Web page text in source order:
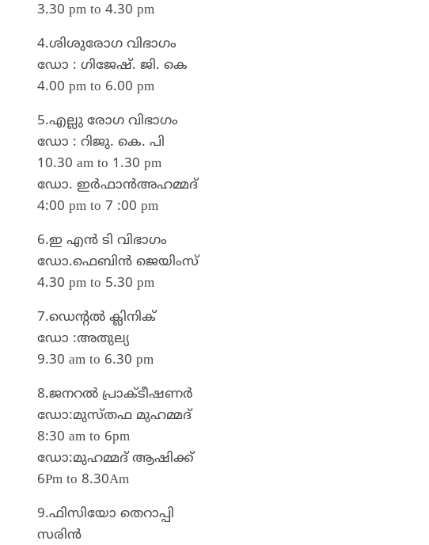
3.30 pm to 4.30 pm
4.ശിശുരോഗ വിഭാഗം
ഡോ : ഗിജേഷ്. ജി. കെ
4.00 pm to 6.00 pm
5.എല്ലു രോഗ വിഭാഗം
ഡോ : റിജു. കെ. പി
10.30 am to 1.30 pm
ഡോ. ഇർഫാൻഅഹമ്മദ്
4:00 pm to 7 :00 pm
6.ഇ എൻ ടി വിഭാഗം
ഡോ.ഫെബിൻ ജെയിംസ്
4.30 pm to 5.30 pm
7.ഡെന്റൽ ക്ലിനിക്
ഡോ :അതുല്യ
9.30 am to 6.30 pm
8.ജനറൽ പ്രാക്ടീഷണർ
ഡോ:മുസ്തഫ മുഹമ്മദ്‌
8:30 am to 6pm
ഡോ:മുഹമ്മദ്‌ ആഷിക്ക്
6Pm to 8.30Am
9.ഫിസിയോ തെറാപ്പി
സരിൻ